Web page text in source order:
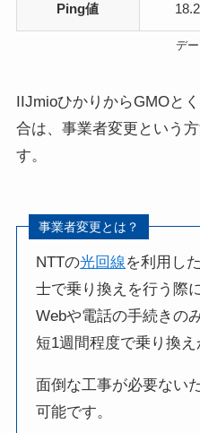
Ping値
デ
IIJmioひかりからGMOと
合は、事業者変更という
す。
事業者変更とは？
NTTの光回線を利用し
士で乗り換えを行う際
Webや電話の手続きの
短1週間程度で乗り換え
面倒な工事が必要ない
可能です。